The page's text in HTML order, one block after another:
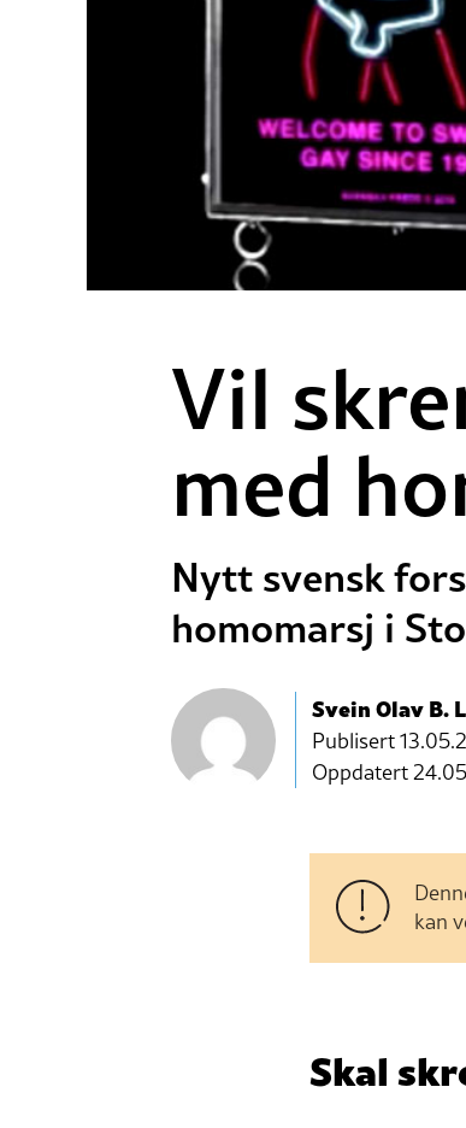
Vil
med
Nytt svensk
homomarsj i
Svein Olav B.
Publisert
Oppdatert
kan
Skal